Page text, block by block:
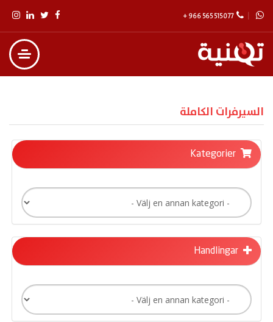
+ 966 565 515 077
السيرفرات الكاملة